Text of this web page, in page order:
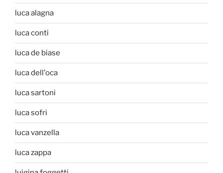
luca alagna
luca conti
luca de biase
luca dell'oca
luca sartoni
luca sofri
luca vanzella
luca zappa